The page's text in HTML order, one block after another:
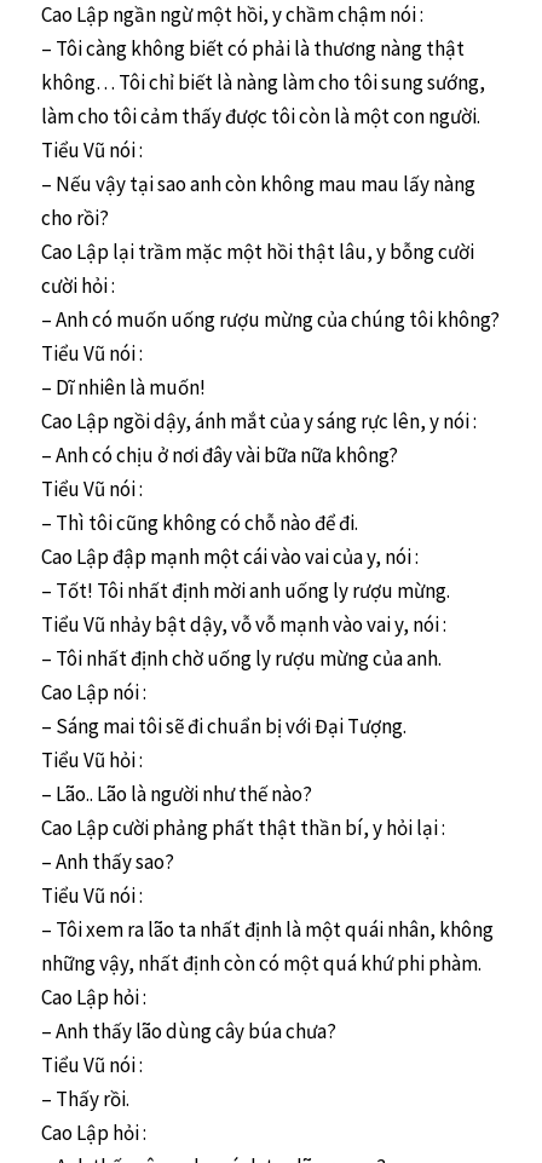
Cao Lập ngần ngừ một hồi, y chầm chậm nói :
– Tôi càng không biết có phải là thương nàng thật
không… Tôi chỉ biết là nàng làm cho tôi sung sướng,
làm cho tôi cảm thấy được tôi còn là một con người.
Tiểu Vũ nói :
– Nếu vậy tại sao anh còn không mau mau lấy nàng
cho rồi?
Cao Lập lại trầm mặc một hồi thật lâu, y bỗng cười
cười hỏi :
– Anh có muốn uống rượu mừng của chúng tôi không?
Tiểu Vũ nói :
– Dĩ nhiên là muốn!
Cao Lập ngồi dậy, ánh mắt của y sáng rực lên, y nói :
– Anh có chịu ở nơi đây vài bữa nữa không?
Tiểu Vũ nói :
– Thì tôi cũng không có chỗ nào để đi.
Cao Lập đập mạnh một cái vào vai của y, nói :
– Tốt! Tôi nhất định mời anh uống ly rượu mừng.
Tiểu Vũ nhảy bật dậy, vỗ vỗ mạnh vào vai y, nói :
– Tôi nhất định chờ uống ly rượu mừng của anh.
Cao Lập nói :
– Sáng mai tôi sẽ đi chuẩn bị với Đại Tượng.
Tiểu Vũ hỏi :
– Lão.. Lão là người như thế nào?
Cao Lập cười phảng phất thật thần bí, y hỏi lại :
– Anh thấy sao?
Tiểu Vũ nói :
– Tôi xem ra lão ta nhất định là một quái nhân, không
những vậy, nhất định còn có một quá khứ phi phàm.
Cao Lập hỏi :
– Anh thấy lão dùng cây búa chưa?
Tiểu Vũ nói :
– Thấy rồi.
Cao Lập hỏi :